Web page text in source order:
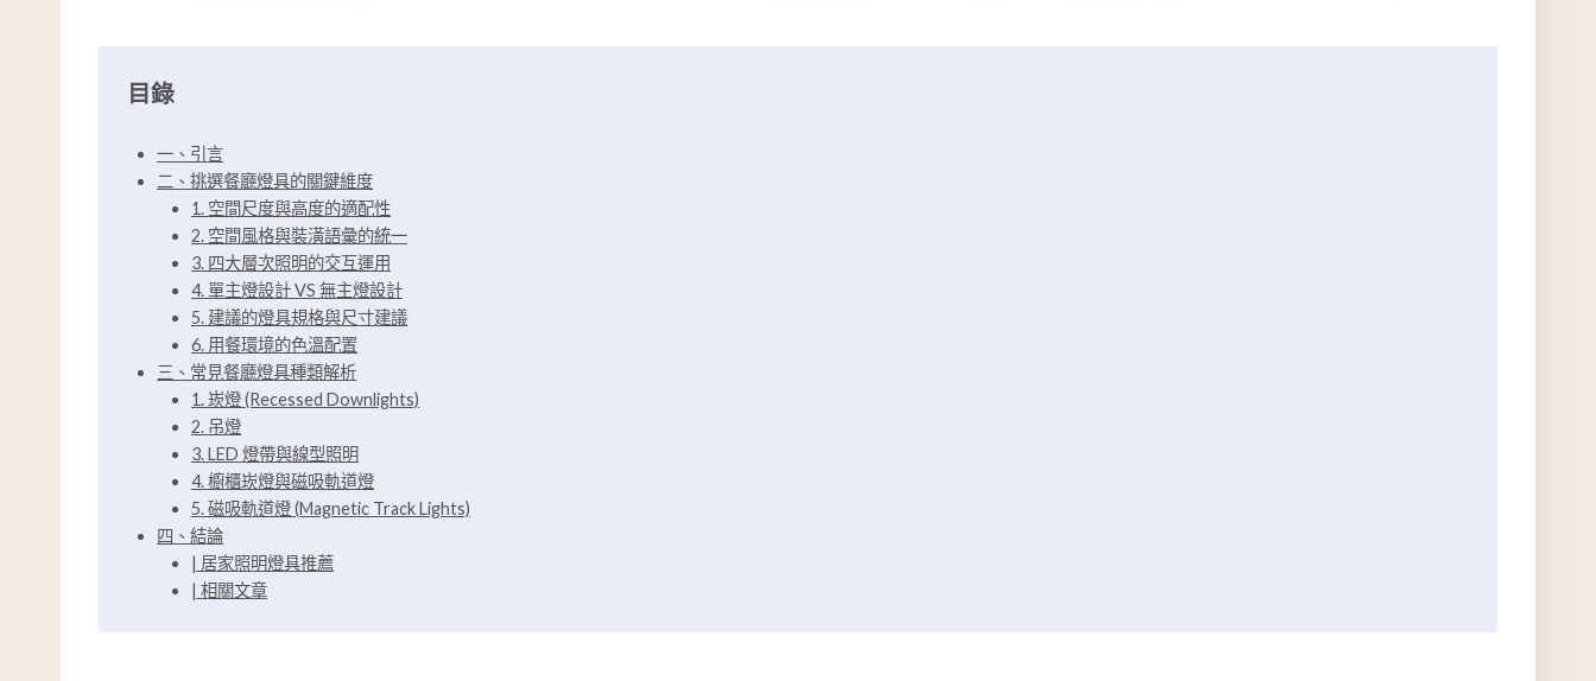
目錄
一、引言
二、挑選餐廳燈具的關鍵維度
1. 空間尺度與高度的適配性
2. 空間風格與裝潢語彙的統一
3. 四大層次照明的交互運用
4. 單主燈設計 VS 無主燈設計
5. 建議的燈具規格與尺寸建議
6. 用餐環境的色溫配置
三、常見餐廳燈具種類解析
1. 崁燈 (Recessed Downlights)
2. 吊燈
3. LED 燈帶與線型照明
4. 櫥櫃崁燈與磁吸軌道燈
5. 磁吸軌道燈 (Magnetic Track Lights)
四、結論
| 居家照明燈具推薦
| 相關文章